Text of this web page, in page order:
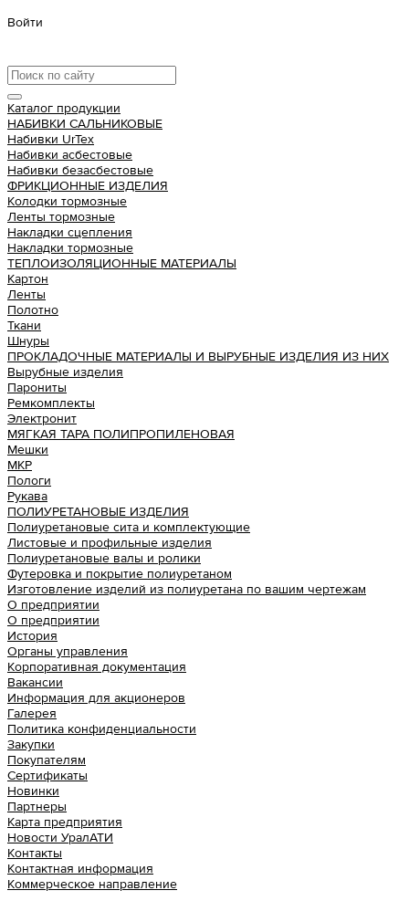
Войти
Каталог продукции
НАБИВКИ САЛЬНИКОВЫЕ
Набивки UrTex
Набивки асбестовые
Набивки безасбестовые
ФРИКЦИОННЫЕ ИЗДЕЛИЯ
Колодки тормозные
Ленты тормозные
Накладки сцепления
Накладки тормозные
ТЕПЛОИЗОЛЯЦИОННЫЕ МАТЕРИАЛЫ
Картон
Ленты
Полотно
Ткани
Шнуры
ПРОКЛАДОЧНЫЕ МАТЕРИАЛЫ И ВЫРУБНЫЕ ИЗДЕЛИЯ ИЗ НИХ
Вырубные изделия
Парониты
Ремкомплекты
Электронит
МЯГКАЯ ТАРА ПОЛИПРОПИЛЕНОВАЯ
Мешки
МКР
Пологи
Рукава
ПОЛИУРЕТАНОВЫЕ ИЗДЕЛИЯ
Полиуретановые сита и комплектующие
Листовые и профильные изделия
Полиуретановые валы и ролики
Футеровка и покрытие полиуретаном
Изготовление изделий из полиуретана по вашим чертежам
О предприятии
О предприятии
История
Органы управления
Корпоративная документация
Вакансии
Информация для акционеров
Галерея
Политика конфиденциальности
Закупки
Покупателям
Сертификаты
Новинки
Партнеры
Карта предприятия
Новости УралАТИ
Контакты
Контактная информация
Коммерческое направление